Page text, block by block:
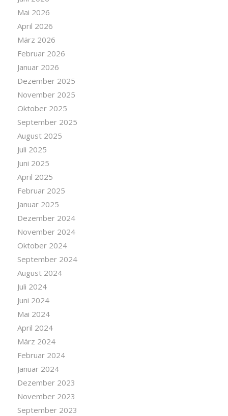
Mai 2026
April 2026
März 2026
Februar 2026
Januar 2026
Dezember 2025
November 2025
Oktober 2025
September 2025
August 2025
Juli 2025
Juni 2025
April 2025
Februar 2025
Januar 2025
Dezember 2024
November 2024
Oktober 2024
September 2024
August 2024
Juli 2024
Juni 2024
Mai 2024
April 2024
März 2024
Februar 2024
Januar 2024
Dezember 2023
November 2023
September 2023